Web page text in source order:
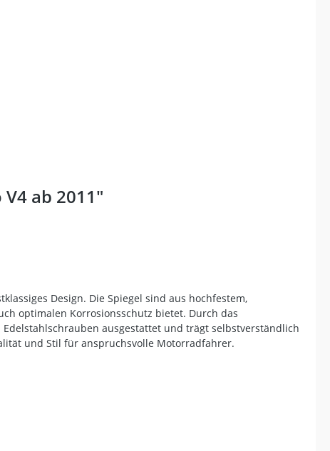
ab 2011"
Design. Die Spiegel sind aus hochfestem,
optimalen Korrosionsschutz bietet. Durch das
ausgestattet und trägt selbstverständlich
und Stil für anspruchsvolle Motorradfahrer.